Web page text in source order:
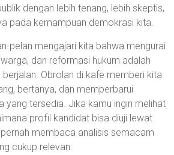
dengan lebih tenang, lebih skeptis,
pada kemampuan demokrasi kita.
pelan mengajari kita bahwa mengurai
dan reformasi hukum adalah
Obrolan di kafe memberi kita
bertanya, dan memperbarui
yang tersedia. Jika kamu ingin melihat
profil kandidat bisa diuji lewat
membaca analisis semacam
cukup relevan: